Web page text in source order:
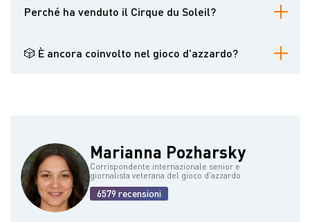
Perché ha venduto il Cirque du Soleil?
esibirsi.
🎲 È ancora coinvolto nel gioco d'azzardo?
Marianna Pozharsky
Corrispondente internazionale senior e
giornalista veterana del gioco d'azzardo
6579 recensioni